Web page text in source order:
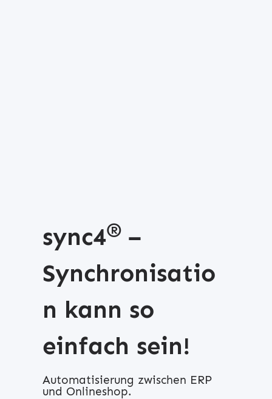
sync4® –
Synchronisatio
n kann so
einfach sein!
Automatisierung zwischen ERP
und Onlineshop.